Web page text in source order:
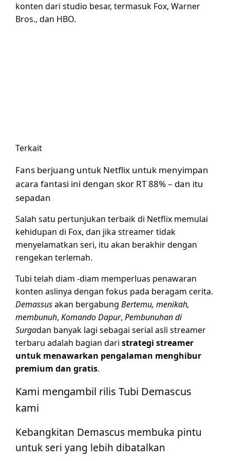
konten dari studio besar, termasuk Fox, Warner
Bros., dan HBO.
Terkait
Fans berjuang untuk Netflix untuk menyimpan
acara fantasi ini dengan skor RT 88% – dan itu
sepadan
Salah satu pertunjukan terbaik di Netflix memulai
kehidupan di Fox, dan jika streamer tidak
menyelamatkan seri, itu akan berakhir dengan
rengekan terlemah.
Tubi telah diam -diam memperluas penawaran
konten aslinya dengan fokus pada beragam cerita.
Demassusakan bergabung Bertemu, menikah,
membunuh, Komando Dapur, Pembunuhan di
Surgadan banyak lagi sebagai serial asli streamer
terbaru adalah bagian dari strategi streamer
untuk menawarkan pengalaman menghibur
premium dan gratis.
Kami mengambil rilis Tubi Demascus
kami
Kebangkitan Demascus membuka pintu
untuk seri yang lebih dibatalkan